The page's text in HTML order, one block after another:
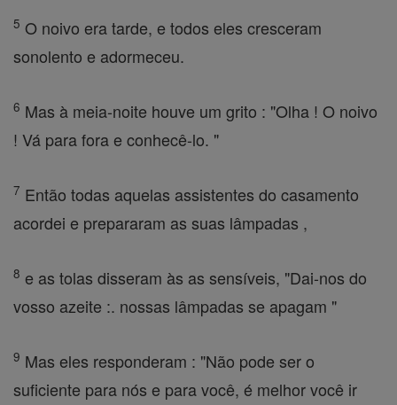
5 O noivo era tarde, e todos eles cresceram
sonolento e adormeceu.
6 Mas à meia-noite houve um grito : "Olha ! O noivo
! Vá para fora e conhecê-lo. "
7 Então todas aquelas assistentes do casamento
acordei e prepararam as suas lâmpadas ,
8 e as tolas disseram às as sensíveis, "Dai-nos do
vosso azeite :. nossas lâmpadas se apagam "
9 Mas eles responderam : "Não pode ser o
suficiente para nós e para você, é melhor você ir